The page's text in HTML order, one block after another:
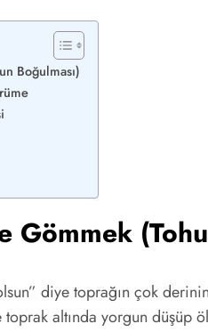
Boğulması)
diye toprağın çok
altında yorgun düşüp